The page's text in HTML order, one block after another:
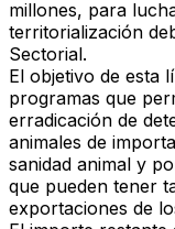
millones, para
territorialización
Sectorial.
El objetivo de esta
programas que
erradicación de
animales de
sanidad animal y
que pueden tener
exportaciones de